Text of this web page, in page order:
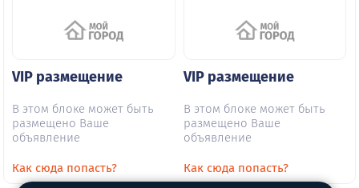
VIP размещение
В этом блоке может быть
размещено Ваше
объявление
Как сюда попасть?
VIP размещение
В этом блоке может быть
размещено Ваше
объявление
Как сюда попасть?